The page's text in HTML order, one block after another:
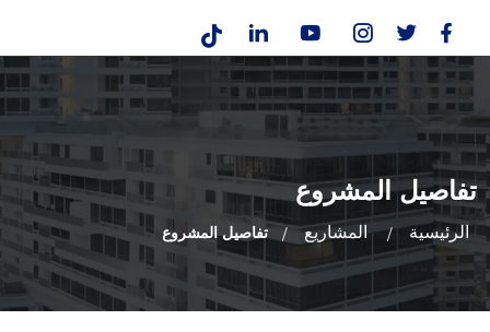
تفاصيل المشروع
الرئيسية المشاريع تفاصيل المشروع